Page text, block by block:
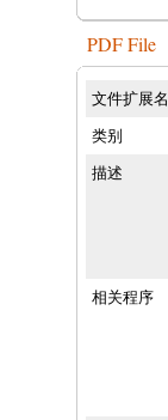
PDF File
文件扩展名
类别
描述
相关程序